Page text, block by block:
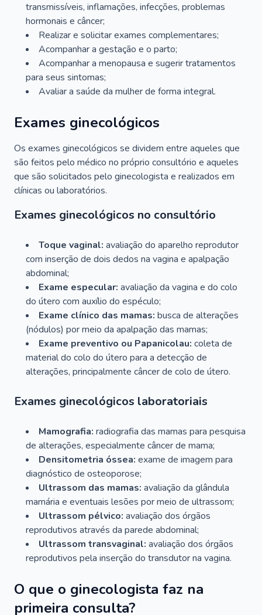
transmissíveis, inflamações, infecções, problemas
hormonais e câncer;
Realizar e solicitar exames complementares;
Acompanhar a gestação e o parto;
Acompanhar a menopausa e sugerir tratamentos
para seus sintomas;
Avaliar a saúde da mulher de forma integral.
Exames ginecológicos
Os exames ginecológicos se dividem entre aqueles que
são feitos pelo médico no próprio consultório e aqueles
que são solicitados pelo ginecologista e realizados em
clínicas ou laboratórios.
Exames ginecológicos no consultório
Toque vaginal: avaliação do aparelho reprodutor
com inserção de dois dedos na vagina e apalpação
abdominal;
Exame especular: avaliação da vagina e do colo
do útero com auxílio do espéculo;
Exame clínico das mamas: busca de alterações
(nódulos) por meio da apalpação das mamas;
Exame preventivo ou Papanicolau: coleta de
material do colo do útero para a detecção de
alterações, principalmente câncer de colo de útero.
Exames ginecológicos laboratoriais
Mamografia: radiografia das mamas para pesquisa
de alterações, especialmente câncer de mama;
Densitometria óssea: exame de imagem para
diagnóstico de osteoporose;
Ultrassom das mamas: avaliação da glândula
mamária e eventuais lesões por meio de ultrassom;
Ultrassom pélvico: avaliação dos órgãos
reprodutivos através da parede abdominal;
Ultrassom transvaginal: avaliação dos órgãos
reprodutivos pela inserção do transdutor na vagina.
O que o ginecologista faz na
primeira consulta?